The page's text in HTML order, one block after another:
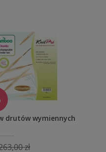
drutów wymiennych
zł